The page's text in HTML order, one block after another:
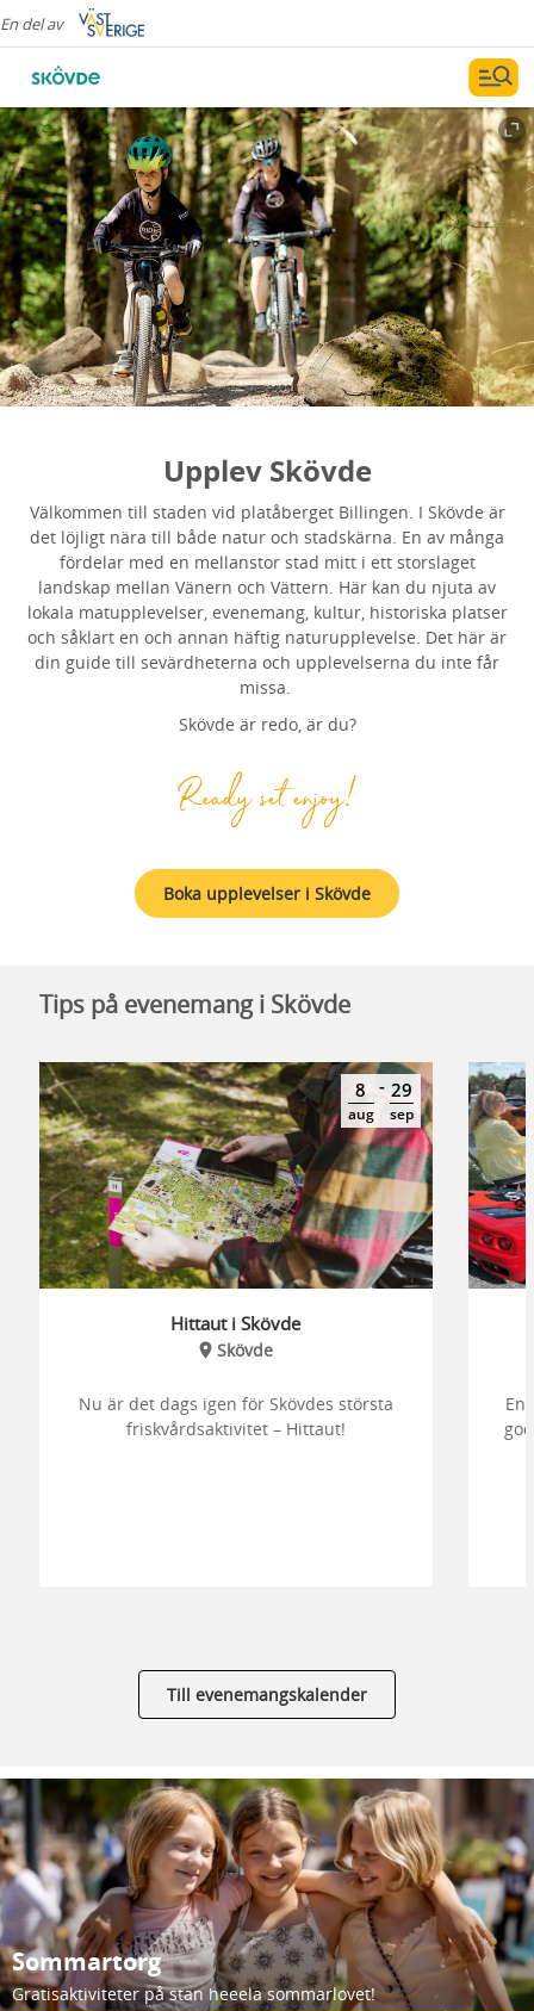
En del av
Upplev Skövde
Välkommen till staden vid platåberget Billingen. I Skövde är
det löjligt nära till både natur och stadskärna. En av många
fördelar med en mellanstor stad mitt i ett storslaget
landskap mellan Vänern och Vättern. Här kan du njuta av
lokala matupplevelser, evenemang, kultur, historiska platser
och såklart en och annan häftig naturupplevelse. Det här är
din guide till sevärdheterna och upplevelserna du inte får
missa.
Skövde är redo, är du?
Boka upplevelser i Skövde
Tips på evenemang i Skövde
8
aug
- 29
sep
Hittaut i Skövde
Skövde
Nu är det dags igen för Skövdes största
friskvårdsaktivitet – Hittaut!
En
Till evenemangskalender
Sommartorg
Gratisaktiviteter på stan heeela sommarlovet!